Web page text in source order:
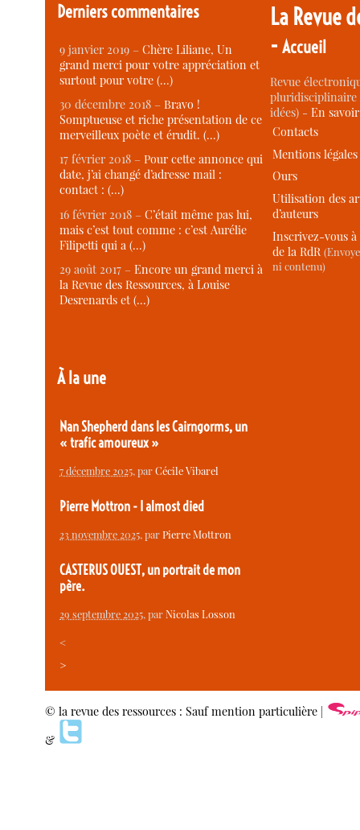
Derniers commentaires
9 janvier 2019 –Chère Liliane, Un
grand merci pour votre appréciation et
surtout pour votre (…)
30 décembre 2018 –Bravo !
Somptueuse et riche présentation de ce
merveilleux poète et érudit. (…)
17 février 2018 –Pour cette annonce qui
date, j’ai changé d’adresse mail :
contact : (…)
16 février 2018 –C’était même pas lui,
mais c’est tout comme : c’est Aurélie
Filipetti qui a (…)
29 août 2017 –Encore un grand merci à
la Revue des Ressources, à Louise
Desrenards et (…)
À la une
Nan Shepherd dans les Cairngorms, un
« trafic amoureux »
7 décembre 2025, parCécile Vibarel
Pierre Mottron - I almost died
23 novembre 2025, parPierre Mottron
CASTERUS OUEST, un portrait de mon
père.
29 septembre 2025, parNicolas Losson
<
>
La Revue
-Accueil
Revue
idées) -En
Contacts
Mentions légales
Ours
Utilisation des
d’auteurs
Inscrivez-vous
de la RdR
ni contenu)
© la revue des ressources : Sauf mention particulière |
&